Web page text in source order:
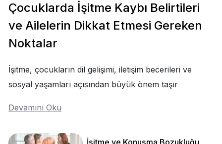
Çocuklarda İşitme Kaybı Belirtileri
ve Ailelerin Dikkat Etmesi Gereken
Noktalar
İşitme, çocukların dil gelişimi, iletişim becerileri ve
sosyal yaşamları açısından büyük önem taşır
Devamını Oku
İşitme ve Konuşma Bozukluğu